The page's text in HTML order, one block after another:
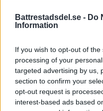
Battrestadsdel.se - Do
Information
If you wish to opt-out of
processing of your
targeted advertising by us,
section to confirm your
opt-out request is
interest-based ads based
När
den digitala
Stockholm
EXTERN